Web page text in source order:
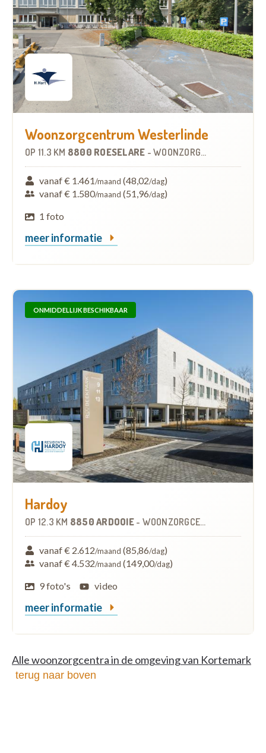
Woonzorgcentrum Westerlinde
OP 11.3 KM 8800 ROESELARE - WOONZORGCENTRUM (WZC)
vanaf € 1.461/maand (48,02/dag)
vanaf € 1.580/maand (51,96/dag)
1 foto
meer informatie
ONMIDDELLIJK BESCHIKBAAR
Hardoy
OP 12.3 KM 8850 ARDOOIE - WOONZORGCENTRUM (WZC)
vanaf € 2.612/maand (85,86/dag)
vanaf € 4.532/maand (149,00/dag)
9 foto's
video
meer informatie
Alle woonzorgcentra in de omgeving van Kortemark
terug naar boven